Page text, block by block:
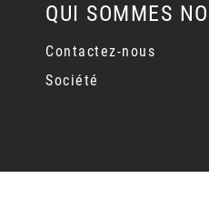
QUI SOMMES
Contactez-nous
Société